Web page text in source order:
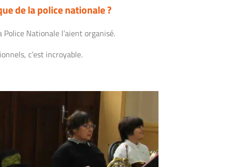
de la police nationale ?
Nationale l’aient organisé.
c’est incroyable.